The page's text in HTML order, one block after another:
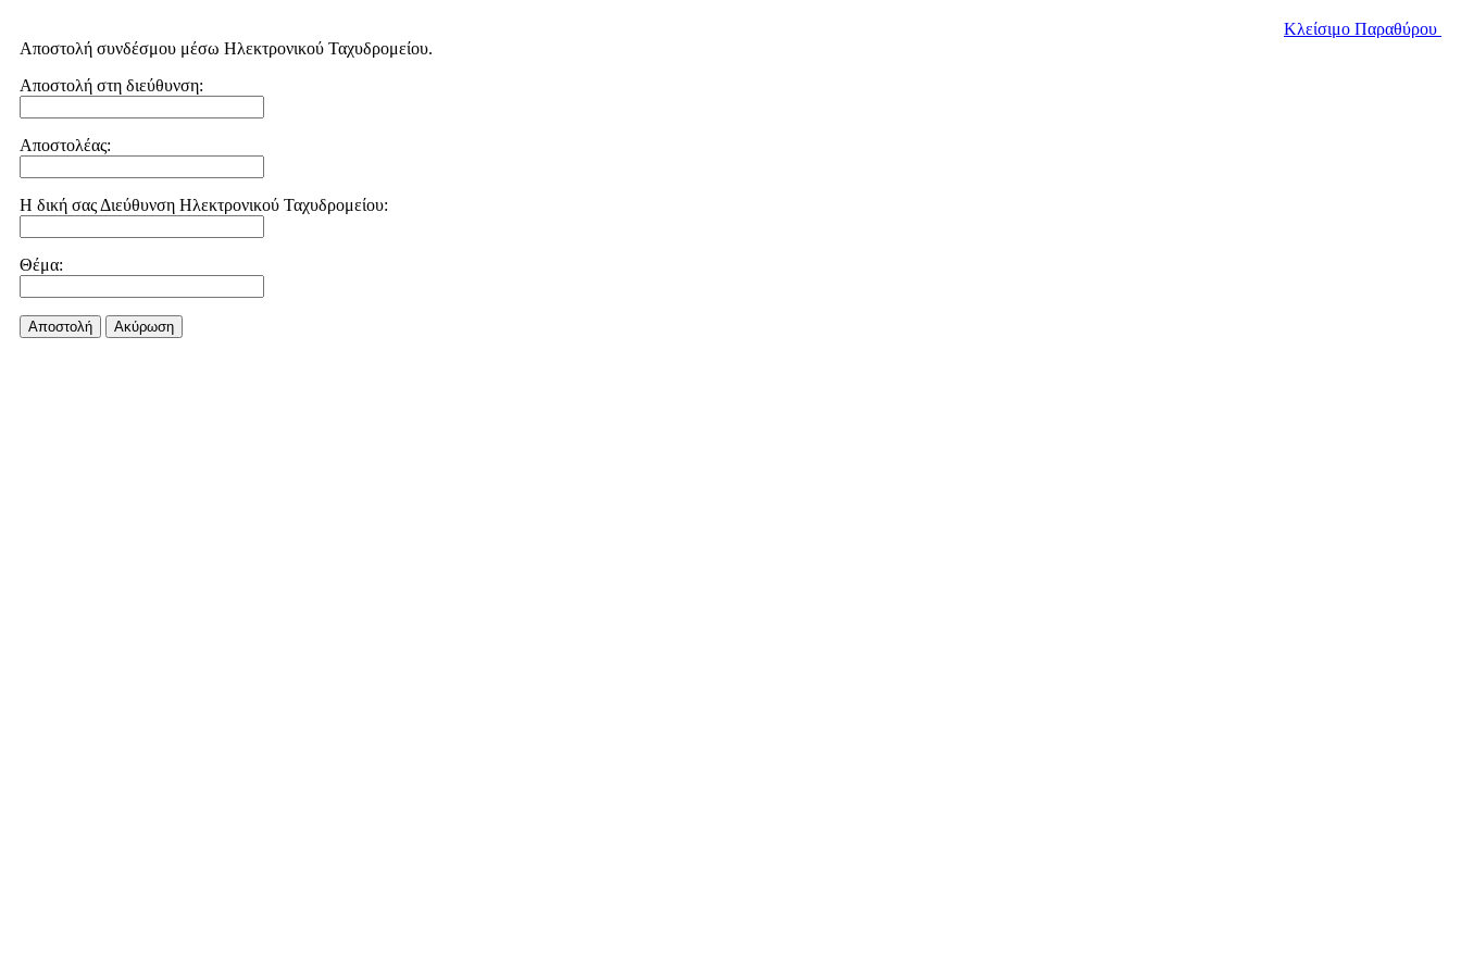
Κλείσιμο Παραθύρου
Αποστολή συνδέσμου μέσω Ηλεκτρονικού Ταχυδρομείου.
Αποστολή στη διεύθυνση:
Αποστολέας:
Η δική σας Διεύθυνση Ηλεκτρονικού Ταχυδρομείου:
Θέμα:
Αποστολή Aκύρωση